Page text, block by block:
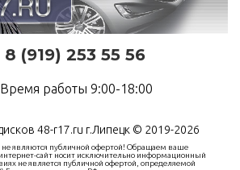
8 (919) 253 55 56
Время работы 9:00-18:00
48-r17.ru г.Липецк © 2019-2026
не являются публичной офертой! Обращаем ваше
сайт носит исключительно информационный
не является публичной офертой, определяемой